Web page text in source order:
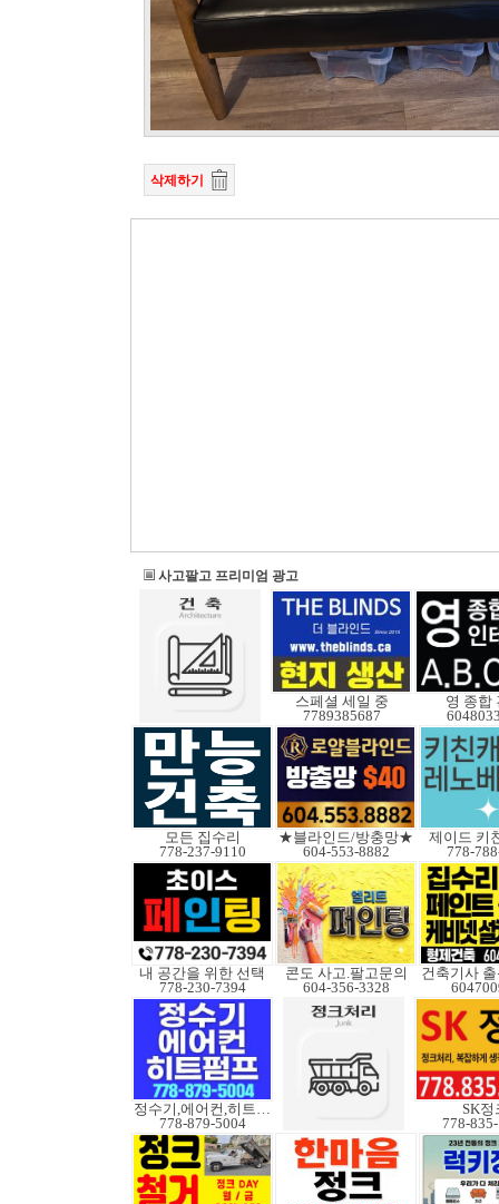
삭제하기
사고팔고 프리미엄 광고
스페셜 세일 중
7789385687
영 종합
모든 집수리
778-237-9110
★블라인드/방충망★
604-553-8882
제이드 키
778-
내 공간을 위한 선택
778-230-7394
콘도 사고.팔고문의
604-356-3328
건축기사
정수기,에어컨,히트펌프
778-879-5004
SK정
778-